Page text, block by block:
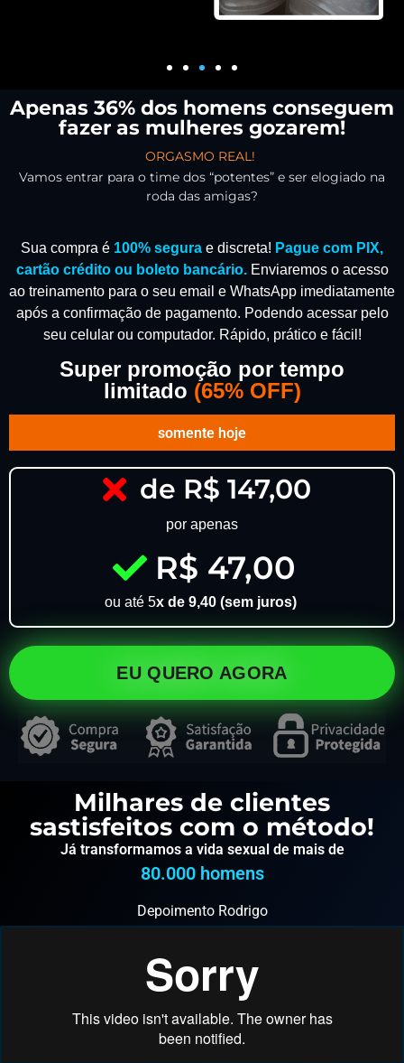
Apenas 36% dos homens conseguem
fazer as mulheres gozarem!
ORGASMO REAL!
Vamos entrar para o time dos “potentes” e ser elogiado na
roda das amigas?
Sua compra é 100% segura e discreta! Pague com PIX,
cartão crédito ou boleto bancário. Enviaremos o acesso
ao treinamento para o seu email e WhatsApp imediatamente
após a confirmação de pagamento. Podendo acessar pelo
seu celular ou computador. Rápido, prático e fácil!
Super promoção por tempo
limitado (65% OFF)
somente hoje
de R$ 147,00
por apenas
R$ 47,00
ou até 5x de 9,40 (sem juros)
EU QUERO AGORA
Milhares de clientes
sastisfeitos com o método!
Já transformamos a vida sexual de mais de
80.000 homens
Depoimento Rodrigo